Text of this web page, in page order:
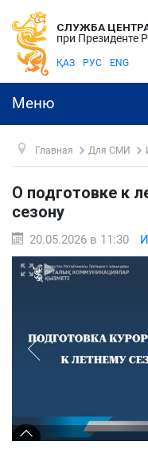
СЛУЖБА
при Президенте
ҚАЗ РУС ENG
Меню
Главная Для СМИ
О подготовке к
сезону
20.05.2026 в 11:30